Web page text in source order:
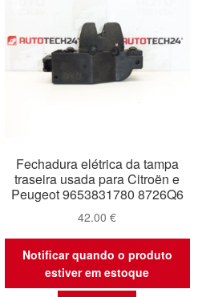
Fechadura elétrica da tampa
traseira usada para Citroën e
Peugeot 9653831780 8726Q6
42.00€
Notificar quando o produto
estiver em estoque